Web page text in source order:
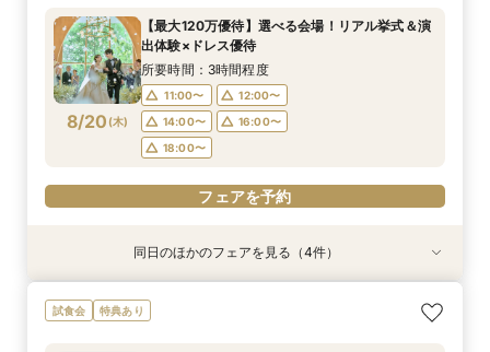
8/19(水)
11:00〜
12:00〜
14:00〜
16:00〜
18:00〜
フェアを予約
8/19(水)
11:00〜
13:00〜
14:00〜
16:00〜
18:00〜
フェアを予約
8/19(水)
11:00〜
12:00〜
14:00〜
16:00〜
18:00〜
フェアを予約
8/19(水)
11:00〜
12:00〜
14:00〜
16:00〜
18:00〜
フェアを予約
8/20 (木)
【最大120万優待】選べる会場！リアル挙式＆演
出体験×ドレス優待
所要時間：3時間程度
11:00〜
12:00〜
14:00〜
16:00〜
18:00〜
フェアを予約
特典あり
【初めての見学にオススメ】見積りまでしっかり
相談★全館見学
【遠方の方◎オンライン相談会】スマホで簡単！
豪華5大特典付き
特典あり
【10名～会食プラン】貸切邸宅で叶える少人数ウ
エディング相談会
特典あり
【フォト・ベビー服選べる特典有】安心マタニ
ティ相談会
同日のほかのフェアを見る（4件）
試食会 特典あり